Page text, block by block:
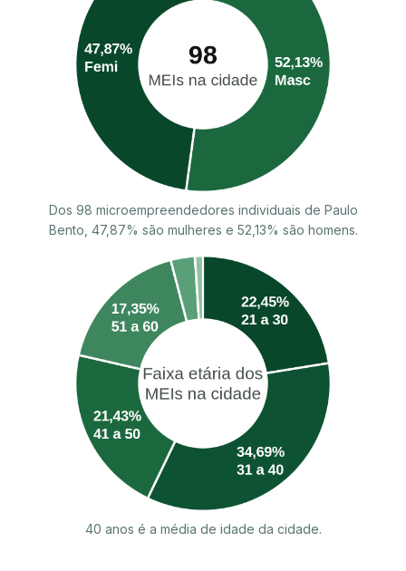
Dos 98 microempreendedores individuais de Paulo
Bento, 47,87% são mulheres e 52,13% são homens.
40 anos é a média de idade da cidade.